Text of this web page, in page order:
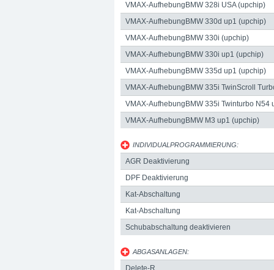
VMAX-AufhebungBMW 328i USA (upchip)
VMAX-AufhebungBMW 330d up1 (upchip)
VMAX-AufhebungBMW 330i (upchip)
VMAX-AufhebungBMW 330i up1 (upchip)
VMAX-AufhebungBMW 335d up1 (upchip)
VMAX-AufhebungBMW 335i TwinScroll
VMAX-AufhebungBMW 335i Twinturbo N54
VMAX-AufhebungBMW M3 up1 (upchip)
INDIVIDUALPROGRAMMIERUNG:
AGR Deaktivierung
DPF Deaktivierung
Kat-Abschaltung
Kat-Abschaltung
Schubabschaltung deaktivieren
ABGASANLAGEN:
Delete-R